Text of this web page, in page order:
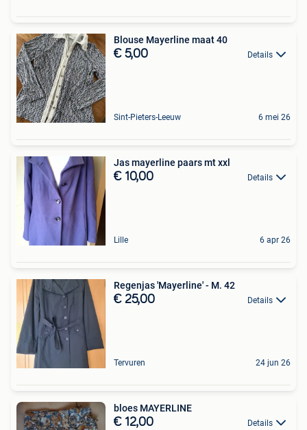
Blouse Mayerline maat 40
€ 5,00 Details
Sint-Pieters-Leeuw 6 mei 26
Jas mayerline paars mt xxl
€ 10,00 Details
Lille 6 apr 26
Regenjas 'Mayerline' - M. 42
€ 25,00 Details
Tervuren 24 jun 26
bloes MAYERLINE
€ 12,00 Details